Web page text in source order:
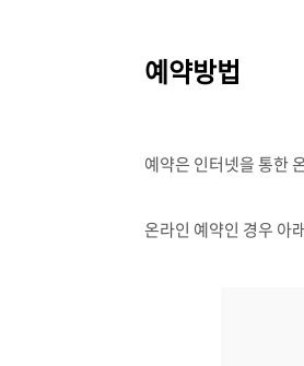
예약방법
예약은 인터넷을 통한
온라인 예약인 경우 아